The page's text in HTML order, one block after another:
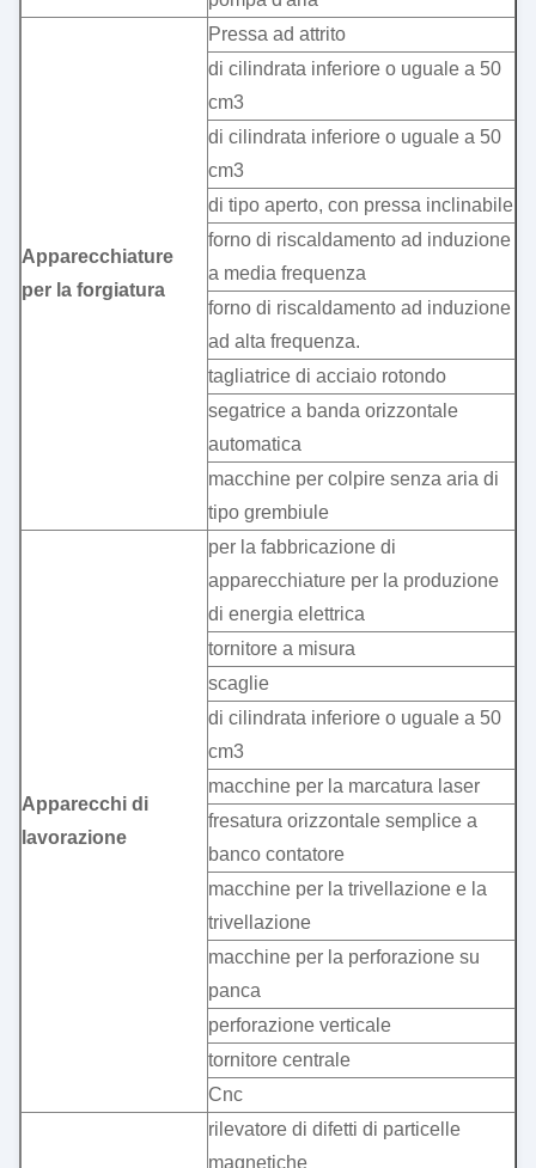
Apparecchiature
per la forgiatura
Pressa ad attrito
di cilindrata inferiore o uguale a 50
cm3
di cilindrata inferiore o uguale a 50
cm3
di tipo aperto, con pressa inclinabile
forno di riscaldamento ad induzione
a media frequenza
forno di riscaldamento ad induzione
ad alta frequenza.
tagliatrice di acciaio rotondo
segatrice a banda orizzontale
automatica
macchine per colpire senza aria di
tipo grembiule
Apparecchi di
lavorazione
per la fabbricazione di
apparecchiature per la produzione
di energia elettrica
tornitore a misura
scaglie
di cilindrata inferiore o uguale a 50
cm3
macchine per la marcatura laser
fresatura orizzontale semplice a
banco contatore
macchine per la trivellazione e la
trivellazione
macchine per la perforazione su
panca
perforazione verticale
tornitore centrale
Cnc
rilevatore di difetti di particelle
magnetiche